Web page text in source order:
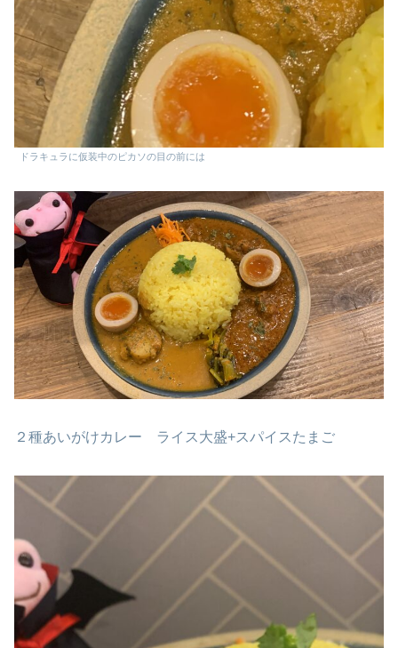
ドラキュラに仮装中のピカソの目の前には
２種あいがけカレー ライス大盛+スパイスたまご